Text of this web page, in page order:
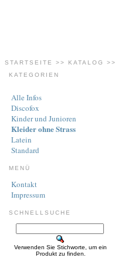
STARTSEITE >> KATALOG >>
KATEGORIEN
Alle Infos
Discofox
Kinder und Junioren
Kleider ohne Strass
Latein
Standard
MENÜ
Kontakt
Impressum
SCHNELLSUCHE
Verwenden Sie Stichworte, um ein
Produkt zu finden.